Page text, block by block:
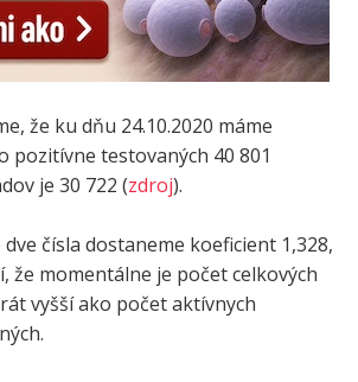
že ku dňu 24.10.2020 máme
pozitívne testovaných 40 801
je 30 722 (zdroj).
čísla dostaneme koeficient 1,328,
že momentálne je počet celkových
vyšší ako počet aktívnych